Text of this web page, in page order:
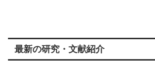
最新の研究・文献紹介